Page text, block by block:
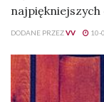
najpiękniejszych
DODANE PRZEZVV 10-